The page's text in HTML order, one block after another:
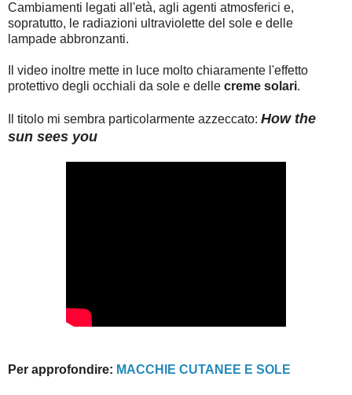
Cambiamenti legati all'età, agli agenti atmosferici e,
sopratutto, le radiazioni ultraviolette del sole e delle
lampade abbronzanti.
Il video inoltre mette in luce molto chiaramente l'effetto
protettivo degli occhiali da sole e delle creme solari.
Il titolo mi sembra particolarmente azzeccato: How the
sun sees you
Per approfondire: MACCHIE CUTANEE E SOLE